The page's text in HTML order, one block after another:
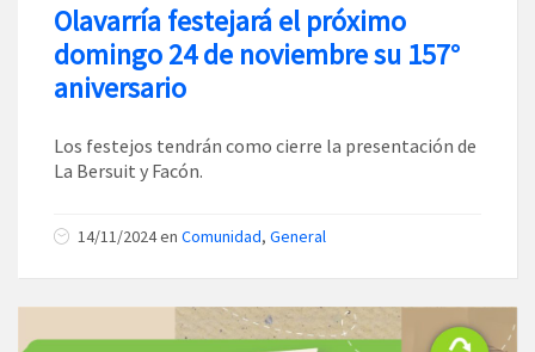
Olavarría festejará el próximo
domingo 24 de noviembre su 157°
aniversario
Los festejos tendrán como cierre la presentación de
La Bersuit y Facón.
14/11/2024en Comunidad, General